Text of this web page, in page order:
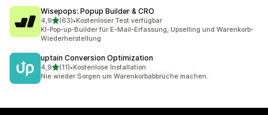
Wisepops: Popup Builder & CRO
4,9von 5 Sternen
(63)
63 Rezensionen insgesamt
•Kostenloser Test verfügbar
KI-Pop-up-Builder für E-Mail-Erfassung, Upselling und Warenkorb-
Wiederherstellung
uptain Conversion Optimization
4,9von 5 Sternen
(11)
11 Rezensionen insgesamt
•Kostenlose Installation
Nie wieder Sorgen um Warenkorbabbrüche machen.